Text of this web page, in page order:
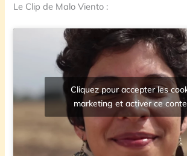
Le Clip de Malo Viento :
Cliquez pour accepter les
marketing et activer ce